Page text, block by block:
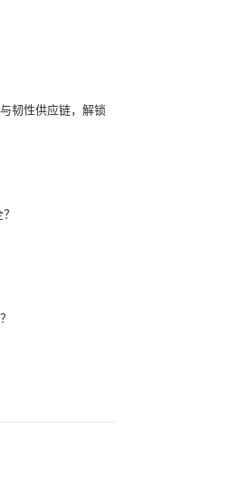
韧性供应链，解锁